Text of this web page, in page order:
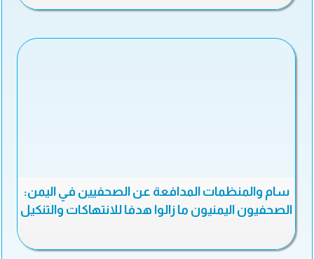
سام والمنظمات المدافعة عن الصحفيين في اليمن:
الصحفيون اليمنيون ما زالوا هدفا للانتهاكات والتنكيل